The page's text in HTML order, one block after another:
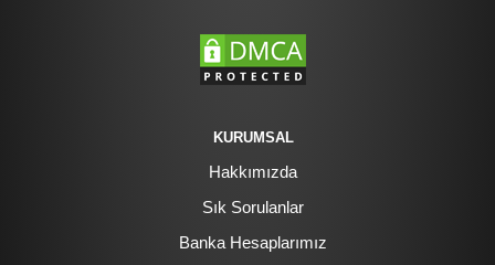
KURUMSAL
Hakkımızda
Sık Sorulanlar
Banka Hesaplarımız